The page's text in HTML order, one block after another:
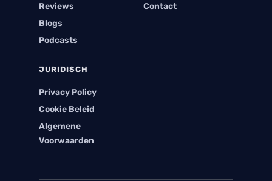
Reviews
Blogs
Podcasts
Contact
JURIDISCH
Privacy Policy
Cookie Beleid
Algemene
Voorwaarden